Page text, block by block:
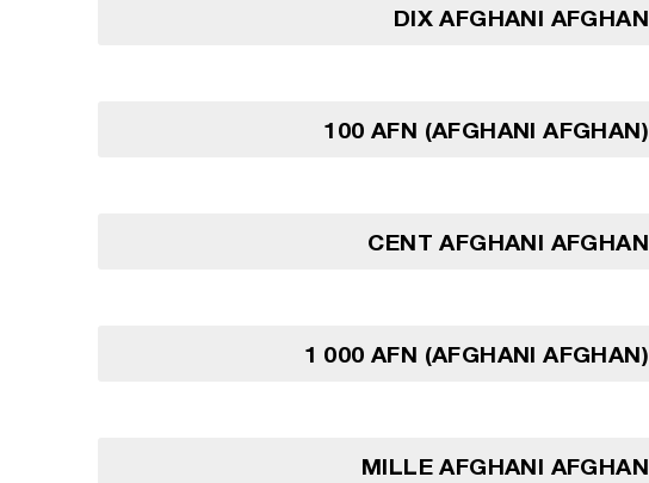
DIX AFGHANI AFGHAN
100 AFN (AFGHANI AFGHAN)
CENT AFGHANI AFGHAN
1 000 AFN (AFGHANI AFGHAN)
MILLE AFGHANI AFGHAN